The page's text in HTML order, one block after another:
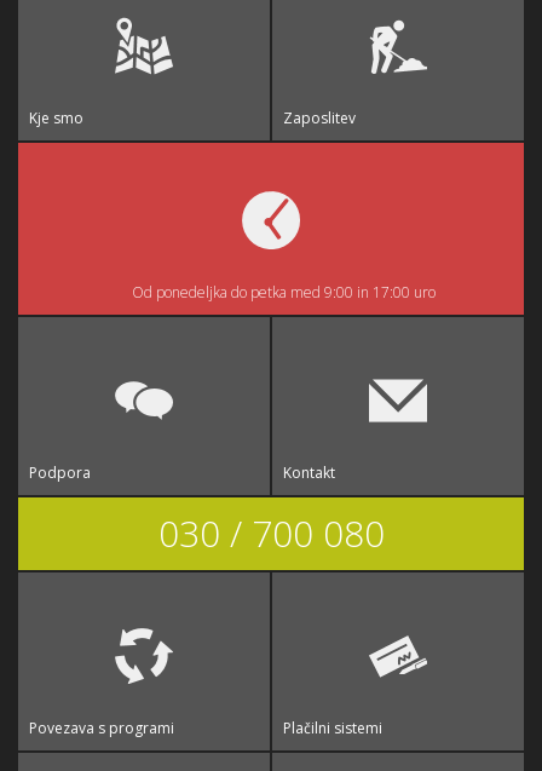
Kje smo Zaposlitev
Od ponedeljka do petka med 9:00 in 17:00 uro
Podpora Kontakt
030 / 700 080
Povezava s programi Plačilni sistemi